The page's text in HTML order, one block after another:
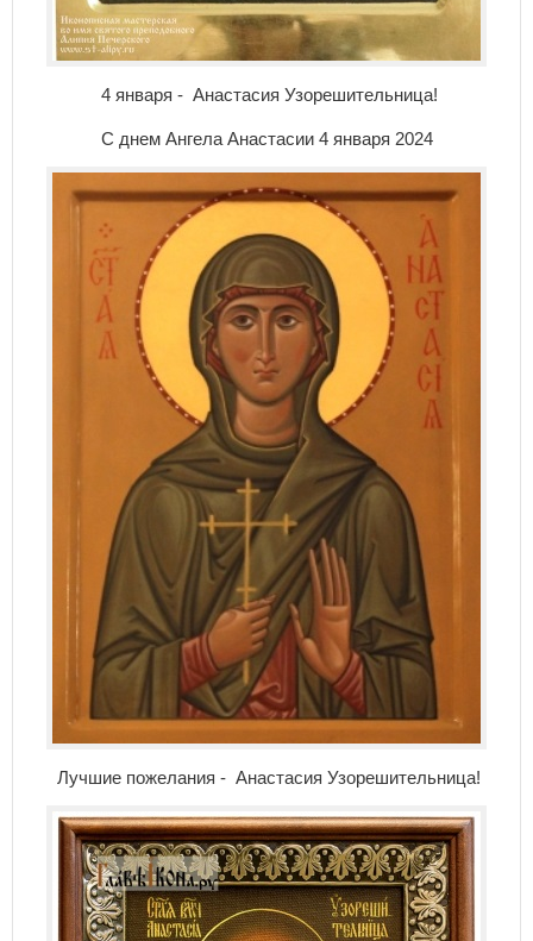
4 января - Анастасия Узорешительница!
С днем Ангела Анастасии 4 января 2024
Лучшие пожелания - Анастасия Узорешительница!